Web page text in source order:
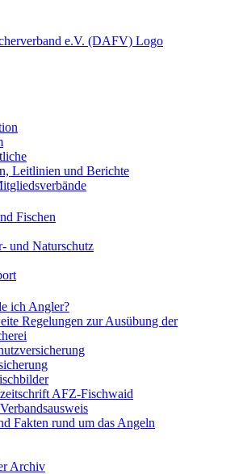
Leitlinien und Berichte
Fischen
und Naturschutz
ich Angler?
Regelungen zur Ausübung der
AFZ-Fischwaid
Fakten rund um das Angeln
Archiv